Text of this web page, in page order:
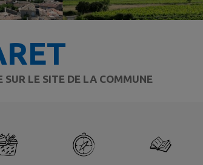
SUR LE SITE DE LA COMMUNE